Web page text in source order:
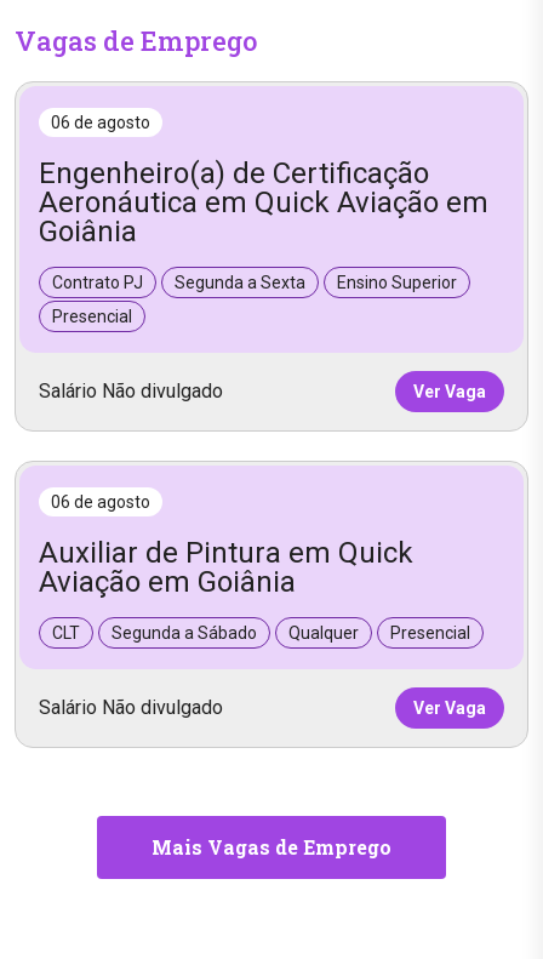
Vagas de Emprego
06 de agosto
Engenheiro(a) de Certificação
Aeronáutica em Quick Aviação em
Goiânia
Contrato PJ Segunda a Sexta
Ensino Superior
Presencial
Salário Não divulgado Ver Vaga
06 de agosto
Auxiliar de Pintura em Quick
Aviação em Goiânia
CLT Segunda a Sábado Qualquer Presencial
Salário Não divulgado Ver Vaga
Mais Vagas de Emprego